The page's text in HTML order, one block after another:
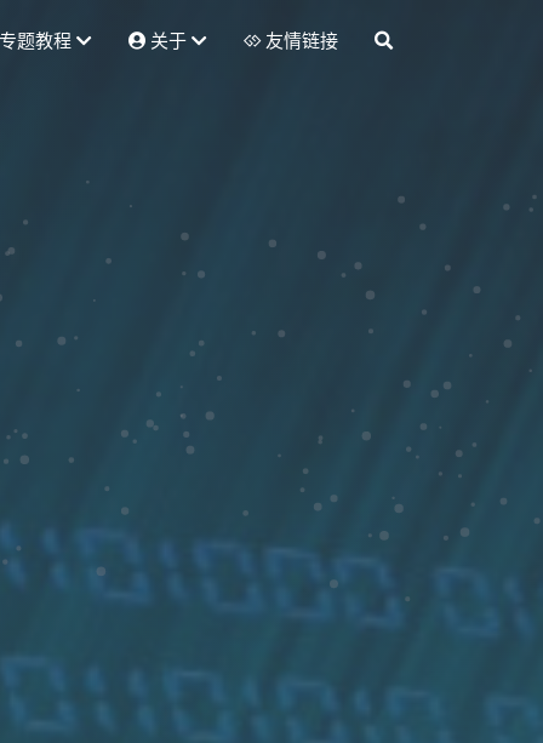
题教程 关于 友情链接